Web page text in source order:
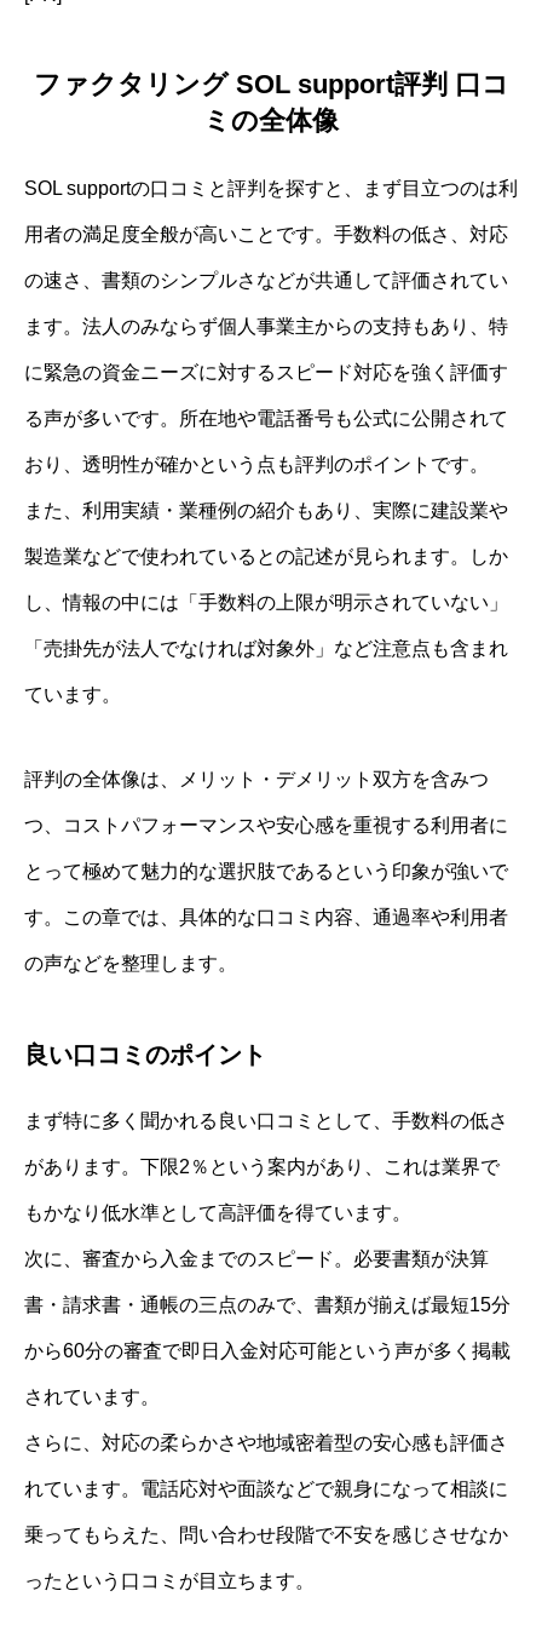
ファクタリング SOL support評判 口コ
ミの全体像
SOL supportの口コミと評判を探すと、まず目立つのは利
用者の満足度全般が高いことです。手数料の低さ、対応
の速さ、書類のシンプルさなどが共通して評価されてい
ます。法人のみならず個人事業主からの支持もあり、特
に緊急の資金ニーズに対するスピード対応を強く評価す
る声が多いです。所在地や電話番号も公式に公開されて
おり、透明性が確かという点も評判のポイントです。
また、利用実績・業種例の紹介もあり、実際に建設業や
製造業などで使われているとの記述が見られます。しか
し、情報の中には「手数料の上限が明示されていない」
「売掛先が法人でなければ対象外」など注意点も含まれ
ています。
評判の全体像は、メリット・デメリット双方を含みつ
つ、コストパフォーマンスや安心感を重視する利用者に
とって極めて魅力的な選択肢であるという印象が強いで
す。この章では、具体的な口コミ内容、通過率や利用者
の声などを整理します。
良い口コミのポイント
まず特に多く聞かれる良い口コミとして、手数料の低さ
があります。下限2％という案内があり、これは業界で
もかなり低水準として高評価を得ています。
次に、審査から入金までのスピード。必要書類が決算
書・請求書・通帳の三点のみで、書類が揃えば最短15分
から60分の審査で即日入金対応可能という声が多く掲載
されています。
さらに、対応の柔らかさや地域密着型の安心感も評価さ
れています。電話応対や面談などで親身になって相談に
乗ってもらえた、問い合わせ段階で不安を感じさせなか
ったという口コミが目立ちます。